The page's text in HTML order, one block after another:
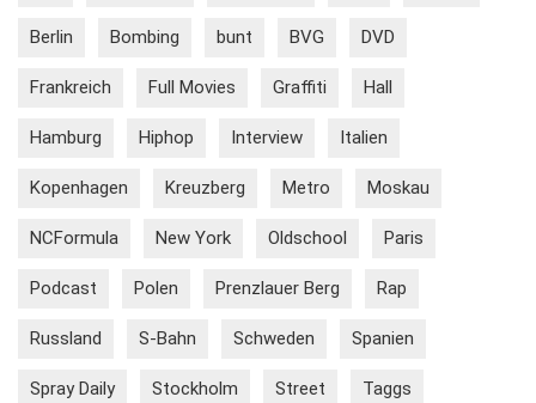
Berlin Bombing bunt BVG DVD
Frankreich Full Movies Graffiti Hall
Hamburg Hiphop Interview Italien
Kopenhagen Kreuzberg Metro Moskau
NCFormula New York Oldschool Paris
Podcast Polen Prenzlauer Berg Rap
Russland S-Bahn Schweden Spanien
Spray Daily Stockholm Street Taggs